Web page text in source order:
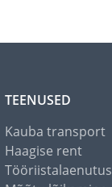
TEENUSED
Kauba transport
Haagise rent
Tööriistalaenutus